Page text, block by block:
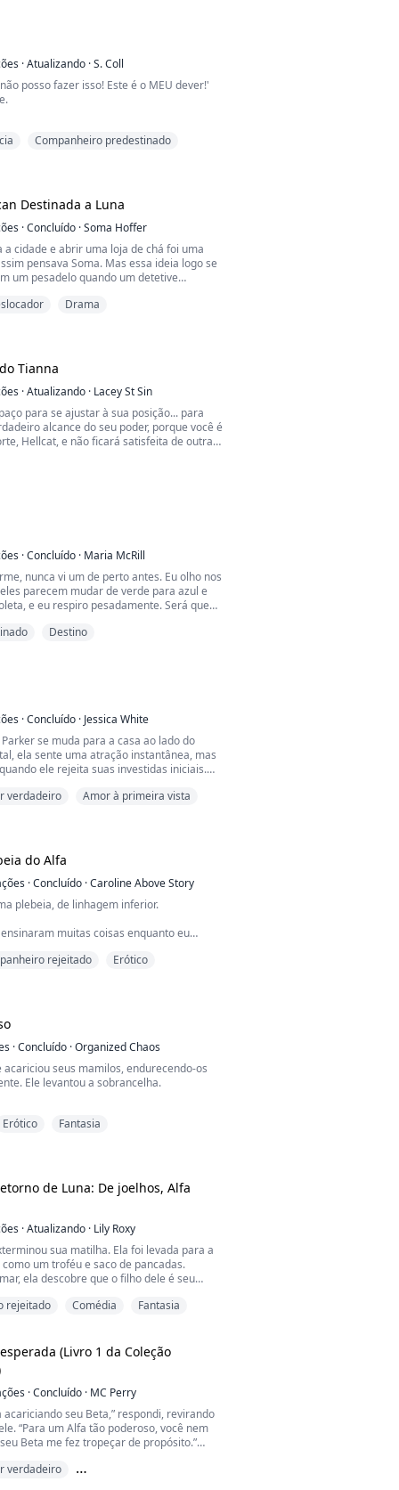
·Atualizando ·S. Coll
posso fazer isso! Este é o MEU dever!'
responde através do Link e então usa sua
não é um Alfa, é im...
Companheiro predestinado
Destinada a Luna
·Concluído ·Soma Hoffer
a cidade e abrir uma loja de chá foi uma
pensava Soma. Mas essa ideia logo se
um pesadelo quando um detetive
o Alfa da alcateia Lua de Sangue. Oliver
Drama
Tianna
·Atualizando · Lacey St Sin
para se ajustar à sua posição... para
alcance do seu poder, porque você é
Hellcat, e não ficará satisfeita de outra
·Concluído · Maria McRill
nunca vi um de perto antes. Eu olho nos
parecem mudar de verde para azul e
e eu respiro pesadamente. Será que
como se eu esperasse que o lobo me
cumprir minha pa...
Destino
·Concluído · Jessica White
se muda para a casa ao lado do
ela sente uma atração instantânea, mas
ele rejeita suas investidas iniciais.
sua verdadeira identidade.
levantou a mão e a deslizou pelo corpo
la, apenas a poucos centím...
verdadeiro Amor à primeira vista
do Alfa
·Concluído ·Caroline Above Story
plebeia, de linhagem inferior.
muitas coisas enquanto eu
governam o mundo, fazem as regras e são
transa com garotas plebeias por
que não podemos r...
rejeitado Erótico
·Concluído ·Organized Chaos
acariciou seus mamilos, endurecendo-os
Ele levantou a sobrancelha.
distrativo, mas seu corpo não quer
Ela disse, tentando ao máximo soar
você não é, talvez seja por isso que ...
Erótico Fantasia
de Luna: De joelhos, Alfa
·Atualizando · Lily Roxy
sua matilha. Ela foi levada para a
um troféu e saco de pancadas.
ela descobre que o filho dele é seu
ela era uma fraca inútil - uma Ômega!
nem o rejeitou.
mulher poderosa que...
rejeitado Comédia Fantasia
(Livro 1 da Coleção
·Concluído · MC Perry
acariciando seu Beta,” respondi, revirando
“Para um Alfa tão poderoso, você nem
Beta me fez tropeçar de propósito.”
revirar os olhos para mim?” Damien
verdadeiro